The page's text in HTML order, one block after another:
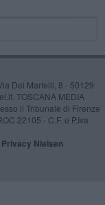
Dei Martelli, 8 - 50129
TOSCANA MEDIA
il Tribunale di Firenze
22105 - C.F. e P.Iva
Privacy Nielsen